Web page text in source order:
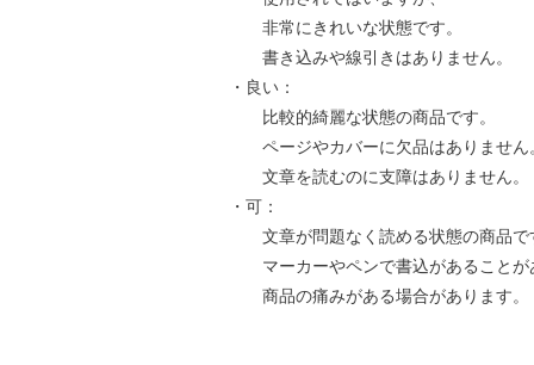
非常にきれいな状態です。
書き込みや線引きはありません。
・良い：
比較的綺麗な状態の商品です。
ページやカバーに欠品はありません
文章を読むのに支障はありません。
・可：
文章が問題なく読める状態の商品で
マーカーやペンで書込があることが
商品の痛みがある場合があります。